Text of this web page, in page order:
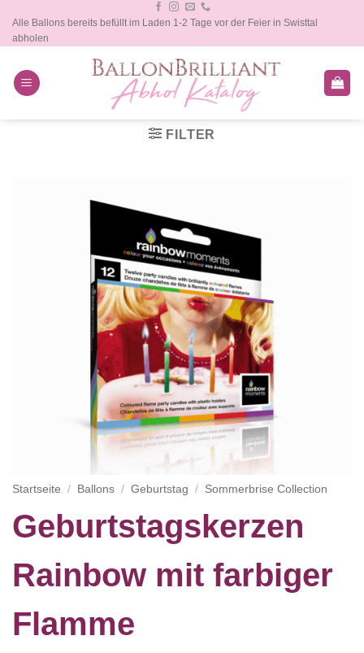
Inhalt
springen
Alle Ballons bereits befüllt im Laden 1-2 Tage vor der Feier in Swisttal
abholen
FILTER
Startseite / Ballons / Geburtstag / Sommerbrise Collection
Geburtstagskerzen
Rainbow mit farbiger
Flamme